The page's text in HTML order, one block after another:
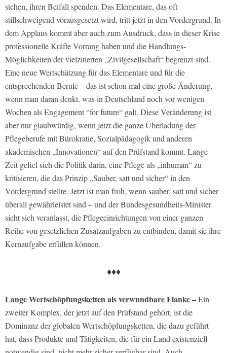
stehen, ihren Beifall spenden. Das Elementare, das oft
stillschweigend vorausgesetzt wird, tritt jetzt in den Vordergrund. In
dem Applaus kommt aber auch zum Ausdruck, dass in dieser Krise
professionelle Kräfte Vorrang haben und die Handlungs-
Möglichkeiten der vielzitierten „Zivilgesellschaft“ begrenzt sind.
Eine neue Wertschätzung für das Elementare und für die
entsprechenden Berufe – das ist schon mal eine große Änderung,
wenn man daran denkt, was in Deutschland noch vor wenigen
Wochen als Engagement “for future“ galt. Diese Veränderung ist
aber nur glaubwürdig, wenn jetzt die ganze Überladung der
Pflegeberufe mit Bürokratie, Sozialpädagogik und anderen
akademischen „Innovationen“ auf den Prüfstand kommt. Lange
Zeit gefiel sich die Politik darin, eine Pflege als „inhuman“ zu
kritisieren, die das Prinzip „Sauber, satt und sicher“ in den
Vordergrund stellte. Jetzt ist man froh, wenn sauber, satt und sicher
überall gewährleistet sind – und der Bundesgesundheits-Minister
sieht sich veranlasst, die Pflegeeinrichtungen von einer ganzen
Reihe von gesetzlichen Zusatzaufgaben zu entbinden, damit sie ihre
Kernaufgabe erfüllen können.
♦♦♦
Lange Wertschöpfungsketten als verwundbare Flanke –Ein
zweiter Komplex, der jetzt auf den Prüfstand gehört, ist die
Dominanz der globalen Wertschöpfungsketten, die dazu geführt
hat, dass Produkte und Tätigkeiten, die für ein Land existenziell